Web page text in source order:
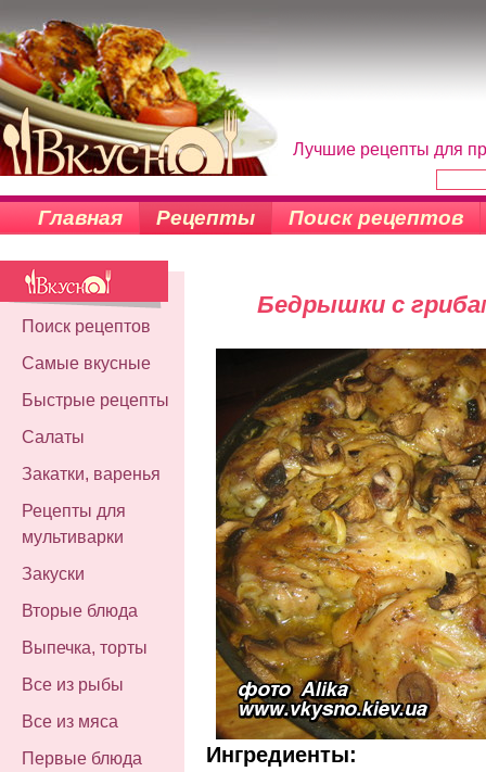
Лучшие рецепты для
Главная Рецепты Поиск рецептов
Поиск рецептов
Самые вкусные
Быстрые рецепты
Салаты
Закатки, варенья
Рецепты для
мультиварки
Закуски
Вторые блюда
Выпечка, торты
Все из рыбы
Все из мяса
Первые блюда
Бедрышки с
Ингредиенты: